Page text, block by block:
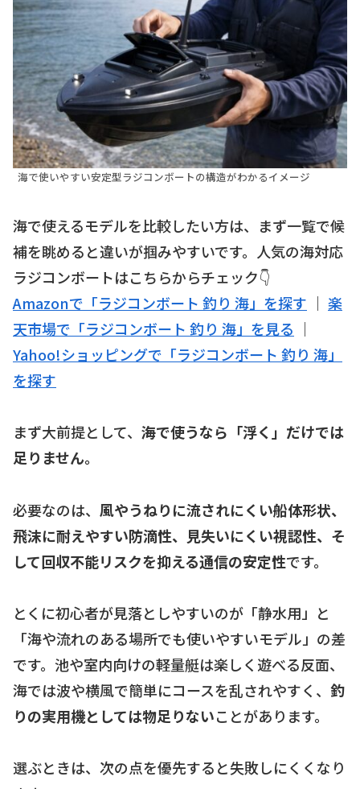
海で使いやすい安定型ラジコンボートの構造がわかるイメージ
海で使えるモデルを比較したい方は、まず一覧で候
補を眺めると違いが掴みやすいです。人気の海対応
ラジコンボートはこちらからチェック👇
Amazonで「ラジコンボート 釣り 海」を探す ｜ 楽
天市場で「ラジコンボート 釣り 海」を見る ｜
Yahoo!ショッピングで「ラジコンボート 釣り 海」
を探す
まず大前提として、 海で使うなら「浮く」だけでは
足りません。
必要なのは、 風やうねりに流されにくい船体形状、
飛沫に耐えやすい防滴性、見失いにくい視認性、そ
して回収不能リスクを抑える通信の安定性です。
とくに初心者が見落としやすいのが「静水用」と
「海や流れのある場所でも使いやすいモデル」の差
です。池や室内向けの軽量艇は楽しく遊べる反面、
海では波や横風で簡単にコースを乱されやすく、 釣
りの実用機としては物足りないことがあります。
選ぶときは、次の点を優先すると失敗しにくくなり